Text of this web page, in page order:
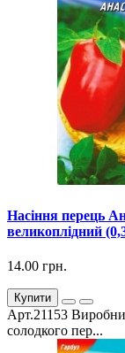
Насіння перець
великоплідний
14.00 грн.
Купити
Арт.21153
солодкого пер...